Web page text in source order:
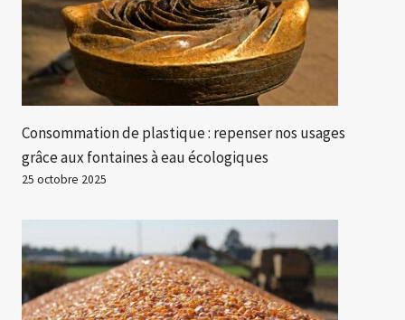
Consommation de plastique : repenser nos usages
grâce aux fontaines à eau écologiques
25 octobre 2025